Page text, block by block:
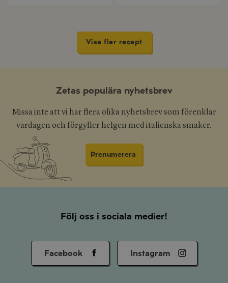
Visa fler recept
Zetas populära nyhetsbrev
Missa inte att vi har flera olika nyhetsbrev som förenklar
vardagen och förgyller helgen med italienska smaker.
Prenumerera
Följ oss i sociala medier!
Facebook Instagram